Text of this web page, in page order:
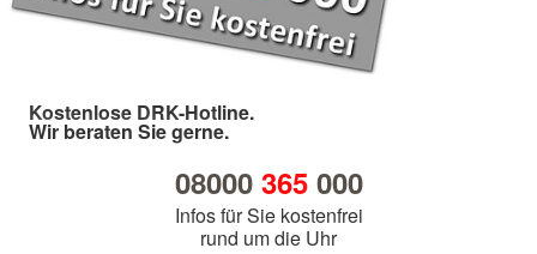
Kostenlose DRK-Hotline.
Wir beraten Sie gerne.
08000 365000
Infos für Sie kostenfrei
rund um die Uhr